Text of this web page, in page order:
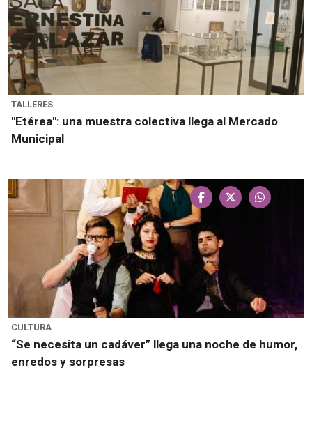
TALLERES
"Etérea": una muestra colectiva llega al Mercado
Municipal
CULTURA
“Se necesita un cadáver” llega una noche de humor,
enredos y sorpresas